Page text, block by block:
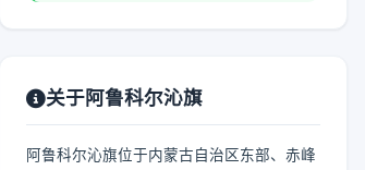
关于阿鲁科尔沁旗
阿鲁科尔沁旗位于内蒙古自治区东部、赤峰